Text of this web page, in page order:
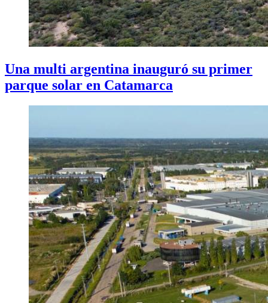
Una multi argentina inauguró su primer
parque solar en Catamarca